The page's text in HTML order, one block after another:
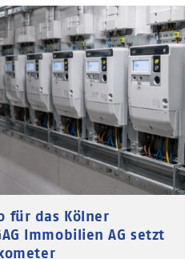
für das Kölner
Immobilien AG setzt